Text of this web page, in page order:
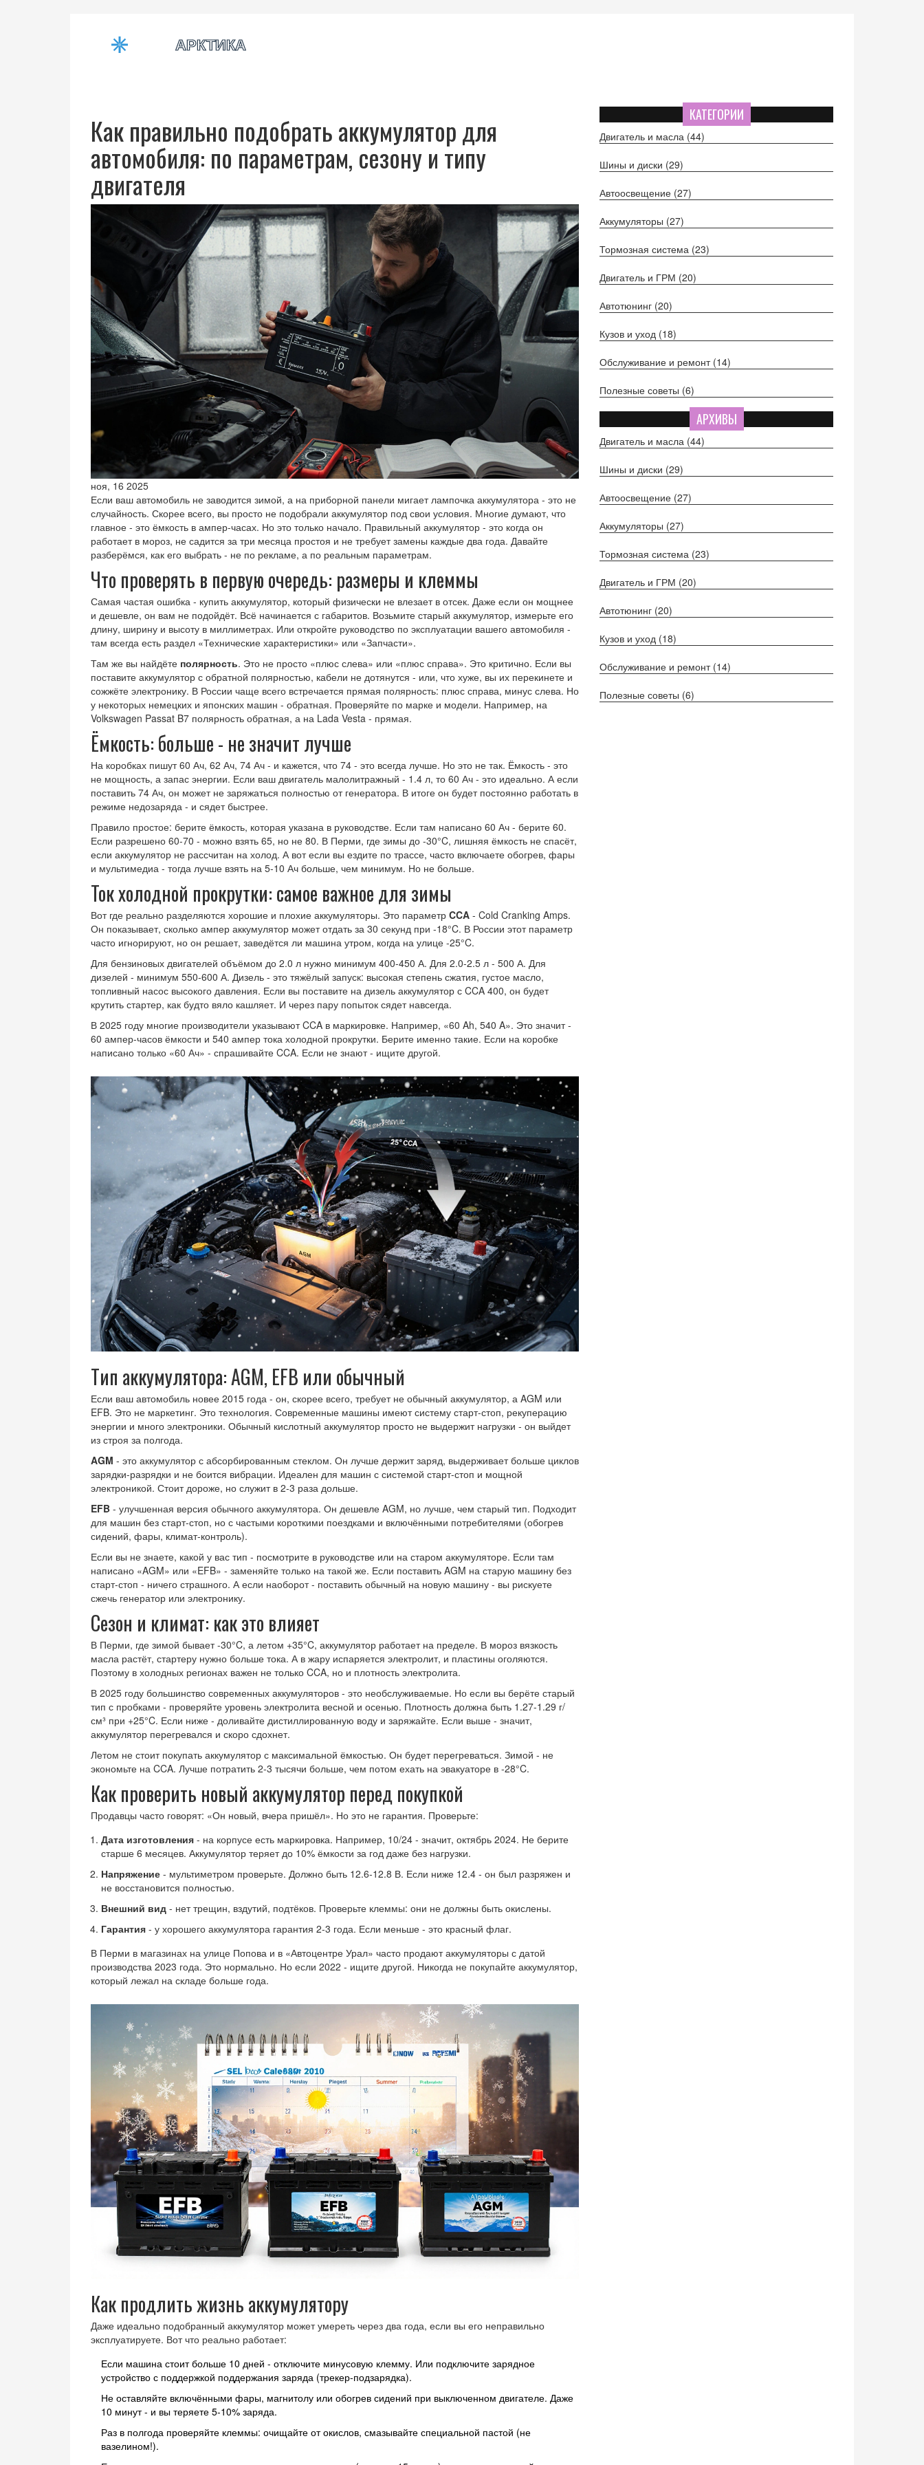
Как правильно подобрать аккумулятор для
автомобиля: по параметрам, сезону и типу
двигателя
ноя, 16 2025
Если ваш автомобиль не заводится зимой, а на приборной панели мигает лампочка аккумулятора - это не
случайность. Скорее всего, вы просто не подобрали аккумулятор под свои условия. Многие думают, что
главное - это ёмкость в ампер-часах. Но это только начало. Правильный аккумулятор - это когда он
работает в мороз, не садится за три месяца простоя и не требует замены каждые два года. Давайте
разберёмся, как его выбрать - не по рекламе, а по реальным параметрам.
Что проверять в первую очередь: размеры и клеммы
Самая частая ошибка - купить аккумулятор, который физически не влезает в отсек. Даже если он мощнее
и дешевле, он вам не подойдёт. Всё начинается с габаритов. Возьмите старый аккумулятор, измерьте его
длину, ширину и высоту в миллиметрах. Или откройте руководство по эксплуатации вашего автомобиля -
там всегда есть раздел «Технические характеристики» или «Запчасти».
Там же вы найдёте полярность. Это не просто «плюс слева» или «плюс справа». Это критично. Если вы
поставите аккумулятор с обратной полярностью, кабели не дотянутся - или, что хуже, вы их перекинете и
сожжёте электронику. В России чаще всего встречается прямая полярность: плюс справа, минус слева. Но
у некоторых немецких и японских машин - обратная. Проверяйте по марке и модели. Например, на
Volkswagen Passat B7 полярность обратная, а на Lada Vesta - прямая.
Ёмкость: больше - не значит лучше
На коробках пишут 60 Ач, 62 Ач, 74 Ач - и кажется, что 74 - это всегда лучше. Но это не так. Ёмкость - это
не мощность, а запас энергии. Если ваш двигатель малолитражный - 1.4 л, то 60 Ач - это идеально. А если
поставить 74 Ач, он может не заряжаться полностью от генератора. В итоге он будет постоянно работать в
режиме недозаряда - и сядет быстрее.
Правило простое: берите ёмкость, которая указана в руководстве. Если там написано 60 Ач - берите 60.
Если разрешено 60-70 - можно взять 65, но не 80. В Перми, где зимы до -30°C, лишняя ёмкость не спасёт,
если аккумулятор не рассчитан на холод. А вот если вы ездите по трассе, часто включаете обогрев, фары
и мультимедиа - тогда лучше взять на 5-10 Ач больше, чем минимум. Но не больше.
Ток холодной прокрутки: самое важное для зимы
Вот где реально разделяются хорошие и плохие аккумуляторы. Это параметр CCA - Cold Cranking Amps.
Он показывает, сколько ампер аккумулятор может отдать за 30 секунд при -18°C. В России этот параметр
часто игнорируют, но он решает, заведётся ли машина утром, когда на улице -25°C.
Для бензиновых двигателей объёмом до 2.0 л нужно минимум 400-450 А. Для 2.0-2.5 л - 500 А. Для
дизелей - минимум 550-600 А. Дизель - это тяжёлый запуск: высокая степень сжатия, густое масло,
топливный насос высокого давления. Если вы поставите на дизель аккумулятор с CCA 400, он будет
крутить стартер, как будто вяло кашляет. И через пару попыток сядет навсегда.
В 2025 году многие производители указывают CCA в маркировке. Например, «60 Ah, 540 A». Это значит -
60 ампер-часов ёмкости и 540 ампер тока холодной прокрутки. Берите именно такие. Если на коробке
написано только «60 Ач» - спрашивайте CCA. Если не знают - ищите другой.
Тип аккумулятора: AGM, EFB или обычный
Если ваш автомобиль новее 2015 года - он, скорее всего, требует не обычный аккумулятор, а AGM или
EFB. Это не маркетинг. Это технология. Современные машины имеют систему старт-стоп, рекуперацию
энергии и много электроники. Обычный кислотный аккумулятор просто не выдержит нагрузки - он выйдет
из строя за полгода.
AGM - это аккумулятор с абсорбированным стеклом. Он лучше держит заряд, выдерживает больше циклов
зарядки-разрядки и не боится вибрации. Идеален для машин с системой старт-стоп и мощной
электроникой. Стоит дороже, но служит в 2-3 раза дольше.
EFB - улучшенная версия обычного аккумулятора. Он дешевле AGM, но лучше, чем старый тип. Подходит
для машин без старт-стоп, но с частыми короткими поездками и включёнными потребителями (обогрев
сидений, фары, климат-контроль).
Если вы не знаете, какой у вас тип - посмотрите в руководстве или на старом аккумуляторе. Если там
написано «AGM» или «EFB» - заменяйте только на такой же. Если поставить AGM на старую машину без
старт-стоп - ничего страшного. А если наоборот - поставить обычный на новую машину - вы рискуете
сжечь генератор или электронику.
Сезон и климат: как это влияет
В Перми, где зимой бывает -30°C, а летом +35°C, аккумулятор работает на пределе. В мороз вязкость
масла растёт, стартеру нужно больше тока. А в жару испаряется электролит, и пластины оголяются.
Поэтому в холодных регионах важен не только CCA, но и плотность электролита.
В 2025 году большинство современных аккумуляторов - это необслуживаемые. Но если вы берёте старый
тип с пробками - проверяйте уровень электролита весной и осенью. Плотность должна быть 1.27-1.29 г/
см³ при +25°C. Если ниже - доливайте дистиллированную воду и заряжайте. Если выше - значит,
аккумулятор перегревался и скоро сдохнет.
Летом не стоит покупать аккумулятор с максимальной ёмкостью. Он будет перегреваться. Зимой - не
экономьте на CCA. Лучше потратить 2-3 тысячи больше, чем потом ехать на эвакуаторе в -28°C.
Как проверить новый аккумулятор перед покупкой
Продавцы часто говорят: «Он новый, вчера пришёл». Но это не гарантия. Проверьте:
Дата изготовления - на корпусе есть маркировка. Например, 10/24 - значит, октябрь 2024. Не берите
старше 6 месяцев. Аккумулятор теряет до 10% ёмкости за год даже без нагрузки.
Напряжение - мультиметром проверьте. Должно быть 12.6-12.8 В. Если ниже 12.4 - он был разряжен и
не восстановится полностью.
Внешний вид - нет трещин, вздутий, подтёков. Проверьте клеммы: они не должны быть окислены.
Гарантия - у хорошего аккумулятора гарантия 2-3 года. Если меньше - это красный флаг.
В Перми в магазинах на улице Попова и в «Автоцентре Урал» часто продают аккумуляторы с датой
производства 2023 года. Это нормально. Но если 2022 - ищите другой. Никогда не покупайте аккумулятор,
который лежал на складе больше года.
Как продлить жизнь аккумулятору
Даже идеально подобранный аккумулятор может умереть через два года, если вы его неправильно
эксплуатируете. Вот что реально работает:
Если машина стоит больше 10 дней - отключите минусовую клемму. Или подключите зарядное
устройство с поддержкой поддержания заряда (трекер-подзарядка).
Не оставляйте включёнными фары, магнитолу или обогрев сидений при выключенном двигателе. Даже
10 минут - и вы теряете 5-10% заряда.
Раз в полгода проверяйте клеммы: очищайте от окислов, смазывайте специальной пастой (не
вазелином!).
КАТЕГОРИИ
Двигатель и масла (44)
Шины и диски (29)
Автоосвещение (27)
Аккумуляторы (27)
Тормозная система (23)
Двигатель и ГРМ (20)
Автотюнинг (20)
Кузов и уход (18)
Обслуживание и ремонт (14)
Полезные советы (6)
АРХИВЫ
Двигатель и масла (44)
Шины и диски (29)
Автоосвещение (27)
Аккумуляторы (27)
Тормозная система (23)
Двигатель и ГРМ (20)
Автотюнинг (20)
Кузов и уход (18)
Обслуживание и ремонт (14)
Полезные советы (6)